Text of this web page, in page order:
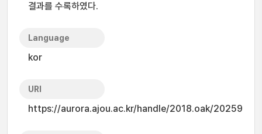
결과를 수록하였다.
Language
kor
URI
https://aurora.ajou.ac.kr/handle/2018.oak/20259